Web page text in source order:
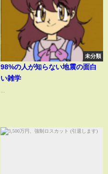
未分類
98%の人が知らない地震の面白
い雑学